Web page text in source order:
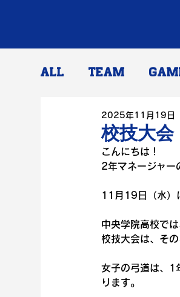
ALL TEAM
校技大会
2025年11月19日
こんにちは！
2年マネージャー
11月19日（水）
中央学院高校で
校技大会は、そ
女子の弓道は、1
ります。